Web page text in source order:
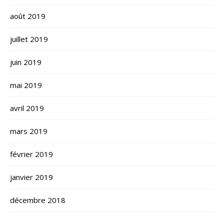
août 2019
juillet 2019
juin 2019
mai 2019
avril 2019
mars 2019
février 2019
janvier 2019
décembre 2018